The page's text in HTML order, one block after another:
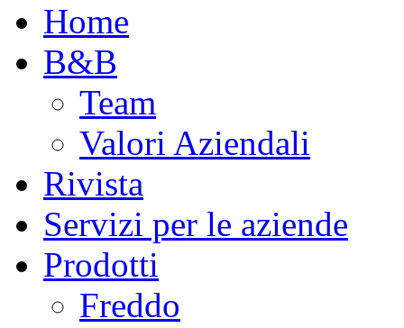
Home
B&B
Team
Valori Aziendali
Rivista
Servizi per le aziende
Prodotti
Freddo